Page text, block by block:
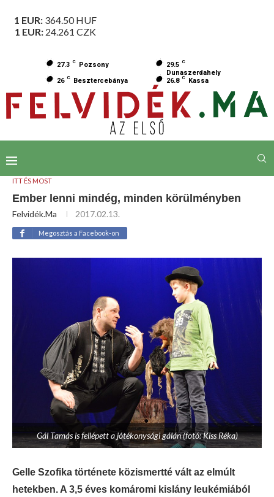
1 EUR: 364.50HUF
1 EUR: 24.261 CZK
27.3 C Pozsony 29.5 C
Dunaszerdahely
26 C Besztercebánya 26.8 C Kassa
ITT ÉS MOST
Ember lenni mindég, minden körülményben
Felvidék.ma 2017.02.13.
Megosztás a Facebook-on
Gál Tamás is fellépett a jótékonysági gálán (fotó: Kiss Réka)
Gelle Szofika története közismertté vált az elmúlt
hetekben. A 3,5 éves komáromi kislány leukémiából